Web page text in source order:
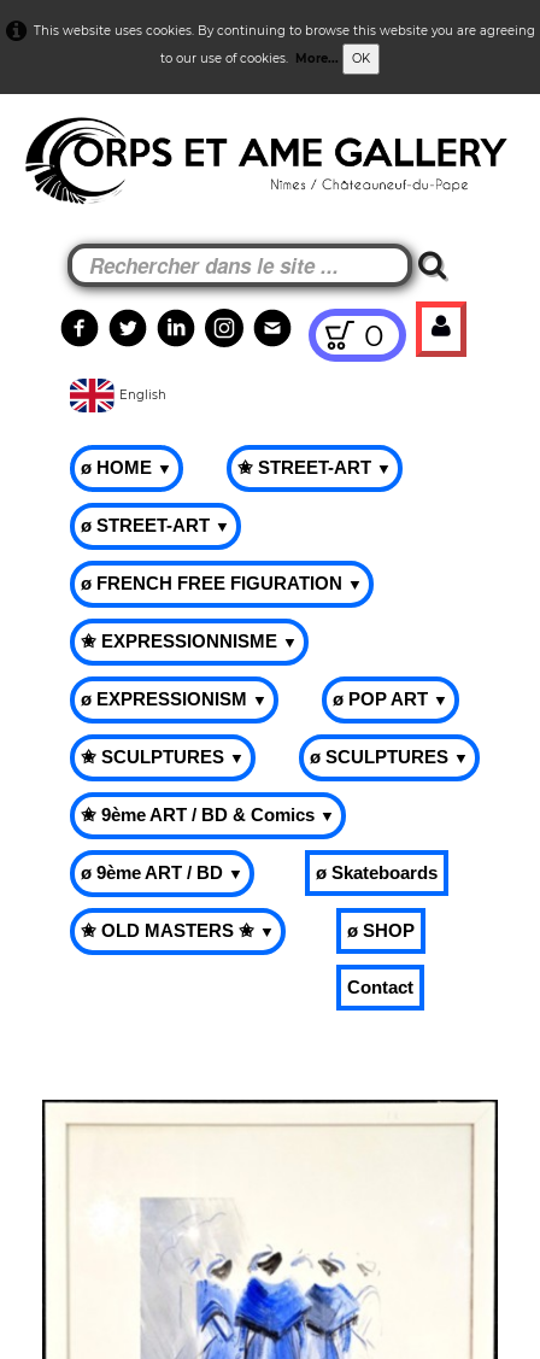
This website uses cookies. By continuing to browse this website you are agreeing
to our use of cookies. More... OK
0
English
ø HOME ▼ ✬ STREET-ART ▼
ø STREET-ART ▼
ø FRENCH FREE FIGURATION ▼
✬ EXPRESSIONNISME ▼
ø EXPRESSIONISM ▼ ø POP ART ▼
✬ SCULPTURES ▼ ø SCULPTURES ▼
✬ 9ème ART / BD & Comics ▼
ø 9ème ART / BD ▼ ø Skateboards
✬ OLD MASTERS ✬ ▼ ø SHOP
Contact